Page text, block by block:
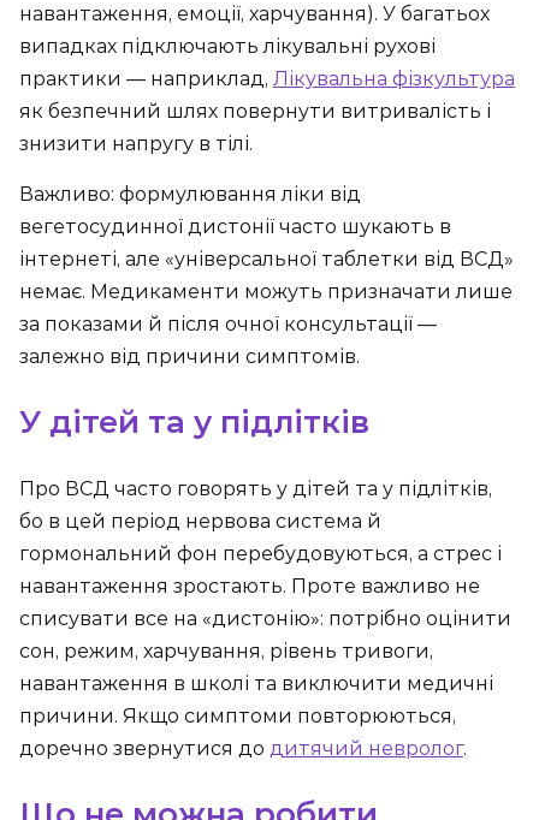
навантаження, емоції, харчування). У багатьох
випадках підключають лікувальні рухові
практики — наприклад, Лікувальна фізкультура
як безпечний шлях повернути витривалість і
знизити напругу в тілі.
Важливо: формулювання ліки від
вегетосудинної дистонії часто шукають в
інтернеті, але «універсальної таблетки від ВСД»
немає. Медикаменти можуть призначати лише
за показами й після очної консультації —
залежно від причини симптомів.
У дітей та у підлітків
Про ВСД часто говорять у дітей та у підлітків,
бо в цей період нервова система й
гормональний фон перебудовуються, а стрес і
навантаження зростають. Проте важливо не
списувати все на «дистонію»: потрібно оцінити
сон, режим, харчування, рівень тривоги,
навантаження в школі та виключити медичні
причини. Якщо симптоми повторюються,
доречно звернутися до дитячий невролог.